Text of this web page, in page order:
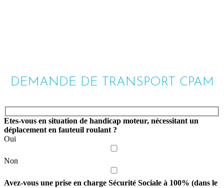
DEMANDE DE TRANSPORT CPAM
Etes-vous en situation de handicap moteur, nécessitant un
déplacement en fauteuil roulant ?
Oui
Non
Avez-vous une prise en charge Sécurité Sociale à 100% (dans le